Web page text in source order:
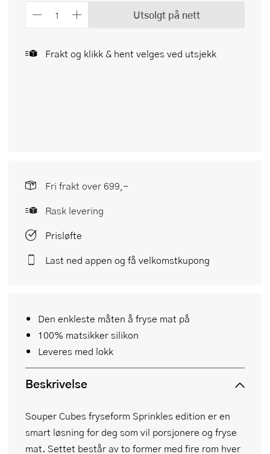
Utsolgt på nett
Frakt og klikk & hent velges ved utsjekk
Den enkleste måten å fryse mat på
100% matsikker silikon
Leveres med lokk
Beskrivelse
Souper Cubes fryseform Sprinkles edition er en
smart løsning for deg som vil porsjonere og fryse
mat. Settet består av to former med fire rom hver
Fri frakt over 699,-
Rask levering
Prisløfte
Last ned appen og få velkomstkupong